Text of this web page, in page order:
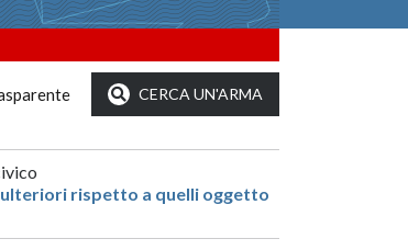
CERCA UN'ARMA
rispetto a quelli oggetto